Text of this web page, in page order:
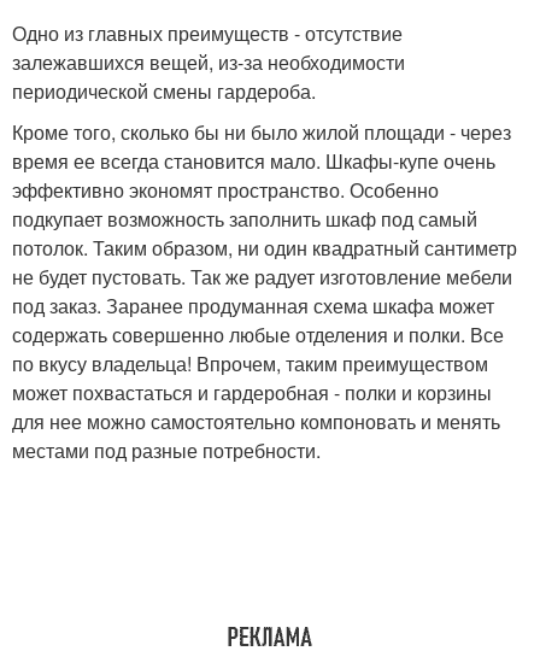
Одно из главных преимуществ - отсутствие
залежавшихся вещей, из-за необходимости
периодической смены гардероба.
Кроме того, сколько бы ни было жилой площади - через
время ее всегда становится мало. Шкафы-купе очень
эффективно экономят пространство. Особенно
подкупает возможность заполнить шкаф под самый
потолок. Таким образом, ни один квадратный сантиметр
не будет пустовать. Так же радует изготовление мебели
под заказ. Заранее продуманная схема шкафа может
содержать совершенно любые отделения и полки. Все
по вкусу владельца! Впрочем, таким преимуществом
может похвастаться и гардеробная - полки и корзины
для нее можно самостоятельно компоновать и менять
местами под разные потребности.